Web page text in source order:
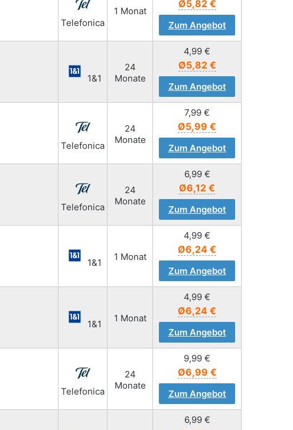
Telefonica
1 Monat
Ø5,82 €
Zum Angebot
1&1
24
Monate
4,99 €
Ø5,82 €
Zum Angebot
Telefonica
24
Monate
7,99 €
Ø5,99 €
Zum Angebot
Telefonica
24
Monate
6,99€
Ø6,12 €
Zum Angebot
1&1
1 Monat
4,99 €
Ø6,24 €
Zum Angebot
1&1
1 Monat
4,99 €
Ø6,24 €
Zum Angebot
Telefonica
24
Monate
9,99 €
Ø6,99 €
Zum Angebot
6,99€